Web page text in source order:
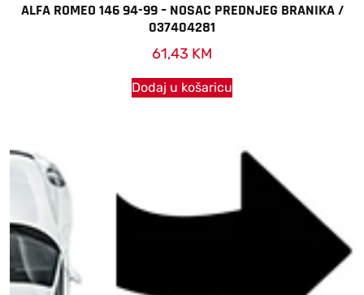
ALFA ROMEO 146 94-99 – NOSAC PREDNJEG BRANIKA /
037404281
61,43 KM
Dodaj u košaricu